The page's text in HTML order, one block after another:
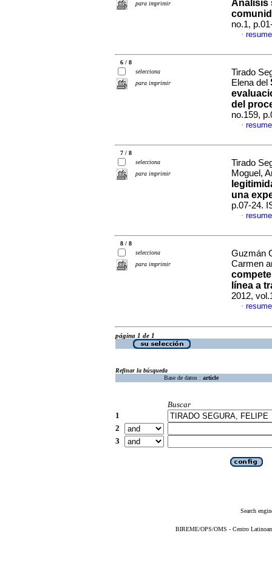
para imprimir
Análisis
no.1,
·
6 / 8
selecciona
para imprimir
Tirado
Elena del
del
no.159,
·
7 / 8
selecciona
para imprimir
Tirado
Moguel,
una
p.07-24.
·
8 / 8
selecciona
para imprimir
Guzmán
Carmen
línea a
2012,
·
página 1 de 1
Refinar la búsqueda
Base de datos : article
Buscar
1
2
3
Search
BIREME/OPS/OMS - Centro